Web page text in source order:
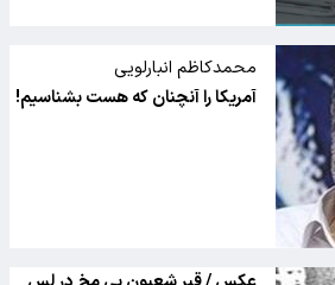
محمدکاظم انبارلویی
آمریکا را آنچنان که هست بشناسیم!